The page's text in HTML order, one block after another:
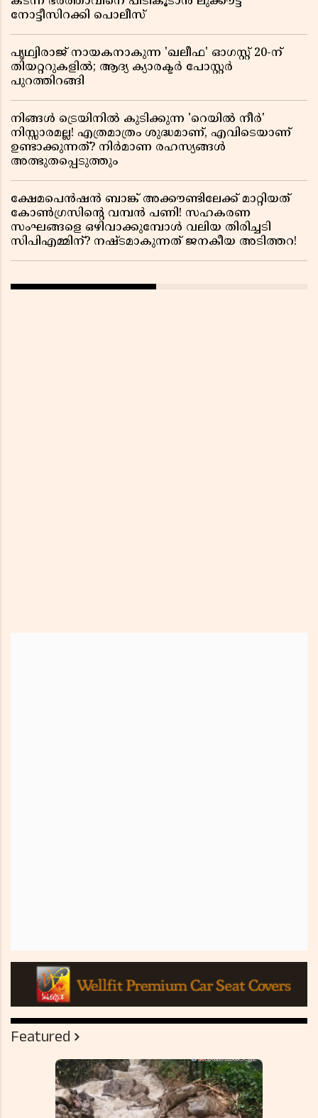
നോട്ടീസിറക്കി പൊലീസ്
പൃഥ്വിരാജ് നായകനാകുന്ന 'ഖലീഫ' ഓഗസ്റ്റ് 20-ന്
തിയറ്ററുകളിൽ; ആദ്യ ക്യാരക്ടർ പോസ്റ്റർ
പുറത്തിറങ്ങി
നിങ്ങൾ ട്രെയിനിൽ കുടിക്കുന്ന 'റെയിൽ നീർ'
നിസ്സാരമല്ല! എത്രമാത്രം ശുദ്ധമാണ്, എവിടെയാണ്
ഉണ്ടാക്കുന്നത്? നിർമാണ രഹസ്യങ്ങൾ
അത്ഭുതപ്പെടുത്തും
ക്ഷേമപെൻഷൻ ബാങ്ക് അക്കൗണ്ടിലേക്ക് മാറ്റിയത്
കോൺഗ്രസിന്റെ വമ്പൻ പണി! സഹകരണ
സംഘങ്ങളെ ഒഴിവാക്കുമ്പോൾ വലിയ തിരിച്ചടി
സിപിഎമ്മിന്? നഷ്ടമാകുന്നത് ജനകീയ അടിത്തറ!
Featured